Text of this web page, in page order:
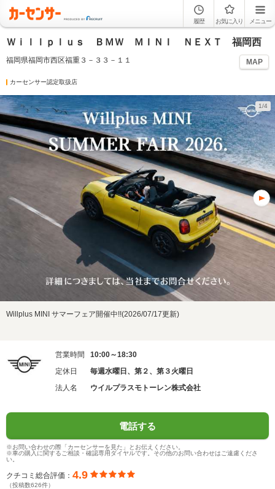
履歴 お気に入り メニュー
Ｗｉｌｌｐｌｕｓ ＢＭＷ ＭＩＮＩ ＮＥＸＴ 福岡西
福岡県福岡市西区福重３－３３－１１ MAP
カーセンサー認定取扱店
1/4
Willplus MINI サマーフェア開催中!!(2026/07/17更新)
営業時間
10:00～18:30
定休日
毎週水曜日、第２、第３火曜日
法人名
ウイルプラスモトーレン株式会社
電話する
※お問い合わせの際「カーセンサーを見た」とお伝えください。
※車の購入に関するご相談・確認専用ダイヤルです。その他のお問い合わせはご遠慮くださ
い。
クチコミ総合評価： 4.9
（投稿数626件）